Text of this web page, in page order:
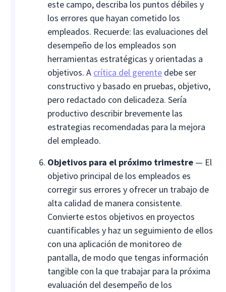
este campo, describa los puntos débiles y
los errores que hayan cometido los
empleados. Recuerde: las evaluaciones del
desempeño de los empleados son
herramientas estratégicas y orientadas a
objetivos. A crítica del gerente debe ser
constructivo y basado en pruebas, objetivo,
pero redactado con delicadeza. Sería
productivo describir brevemente las
estrategias recomendadas para la mejora
del empleado.
Objetivos para el próximo trimestre — El
objetivo principal de los empleados es
corregir sus errores y ofrecer un trabajo de
alta calidad de manera consistente.
Convierte estos objetivos en proyectos
cuantificables y haz un seguimiento de ellos
con una aplicación de monitoreo de
pantalla, de modo que tengas información
tangible con la que trabajar para la próxima
evaluación del desempeño de los